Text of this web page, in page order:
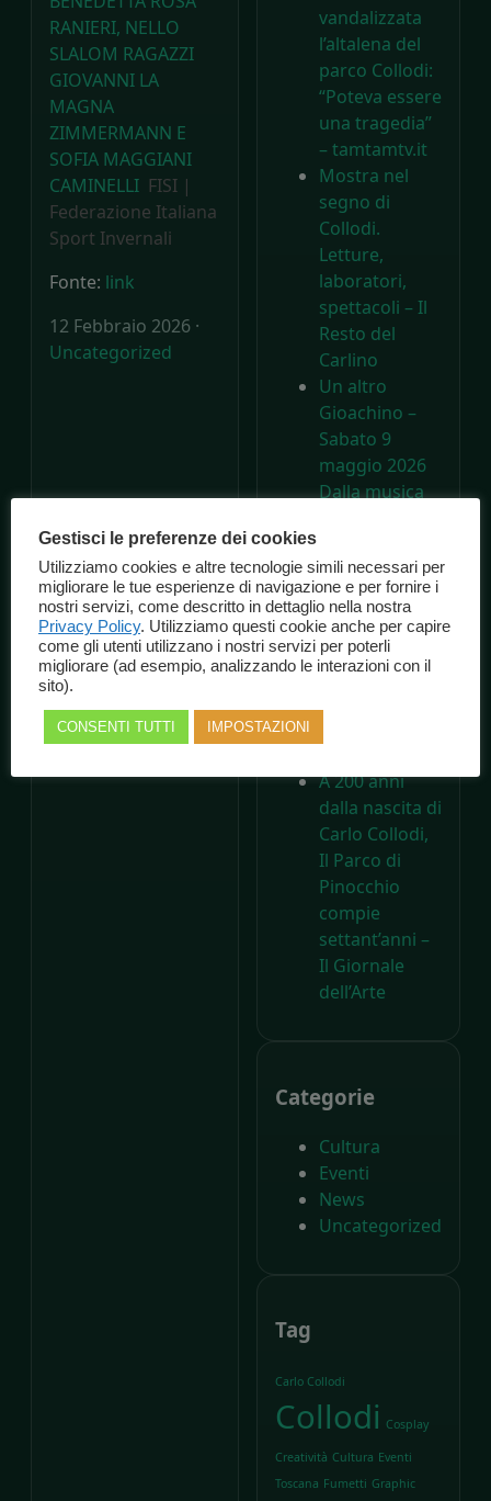
RANIERI, NELLO
SLALOM RAGAZZI
GIOVANNI LA
MAGNA
ZIMMERMANN E
SOFIA MAGGIANI
CAMINELLI FISI |
Federazione Italiana
Sport Invernali
Fonte: link
12 Febbraio 2026 ·
Uncategorized
vandalizzata
l’altalena del
parco Collodi:
“Poteva essere
una tragedia”
– tamtamtv.it
Mostra nel
segno di
Collodi.
Letture,
laboratori,
spettacoli – Il
Resto del
Carlino
Un altro
Gioachino –
Sabato 9
maggio 2026
Dalla musica
Collodi:
quando le arti
si intrecciano
nascono
capolavori –
A 200 anni
dalla nascita di
Carlo Collodi,
Il Parco di
Pinocchio
compie
settant’anni –
Il Giornale
dell’Arte
Categorie
Cultura
Eventi
News
Uncategorized
Tag
Carlo Collodi
Collodi Cosplay
Creatività Cultura Eventi
Toscana Fumetti Graphic
Gestisci le preferenze dei cookies
Utilizziamo cookies e altre tecnologie simili necessari per
migliorare le tue esperienze di navigazione e per fornire i
nostri servizi, come descritto in dettaglio nella nostra
Privacy Policy. Utilizziamo questi cookie anche per capire
come gli utenti utilizzano i nostri servizi per poterli
migliorare (ad esempio, analizzando le interazioni con il
sito).
CONSENTI TUTTI IMPOSTAZIONI